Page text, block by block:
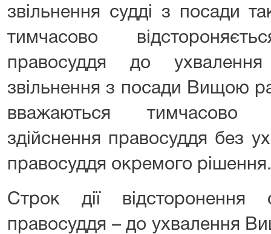
звільнення судді з посади
тимчасово
правосуддя до
звільнення з посади Вищою
вважаються тимчасово
здійснення правосуддя без
правосуддя окремого рішення.
Строк дії відсторонення
правосуддя – до ухвалення